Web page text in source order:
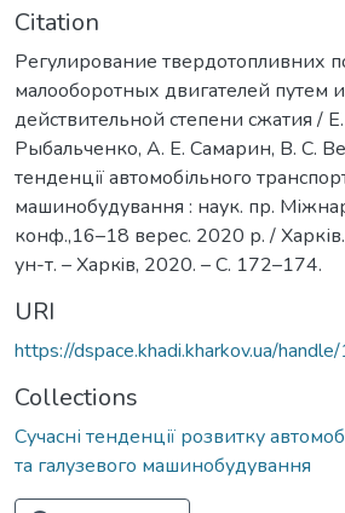
Citation
Регулирование твердотопливних
малооборотных двигателей путем
действительной степени сжатия /
Рыбальченко, А. Е. Самарин, В. С.
тенденції автомобільного
машинобудування : наук. пр.
конф.,16–18 верес. 2020 р. /
ун-т. – Харкiв, 2020. – С. 172–174.
URI
https://dspace.khadi.kharkov.ua/
Collections
Сучасні тенденції розвитку
та галузевого машинобудування